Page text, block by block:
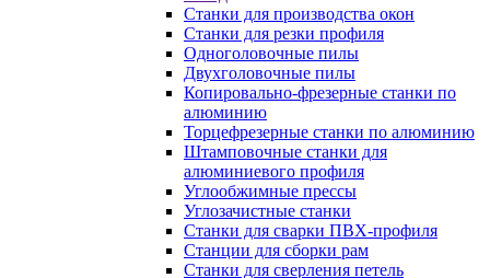
Станки для производства окон
Станки для резки профиля
Одноголовочные пилы
Двухголовочные пилы
Копировально-фрезерные станки по
алюминию
Торцефрезерные станки по алюминию
Штамповочные станки для
алюминиевого профиля
Углообжимные прессы
Углозачистные станки
Станки для сварки ПВХ-профиля
Станции для сборки рам
Станки для сверления петель